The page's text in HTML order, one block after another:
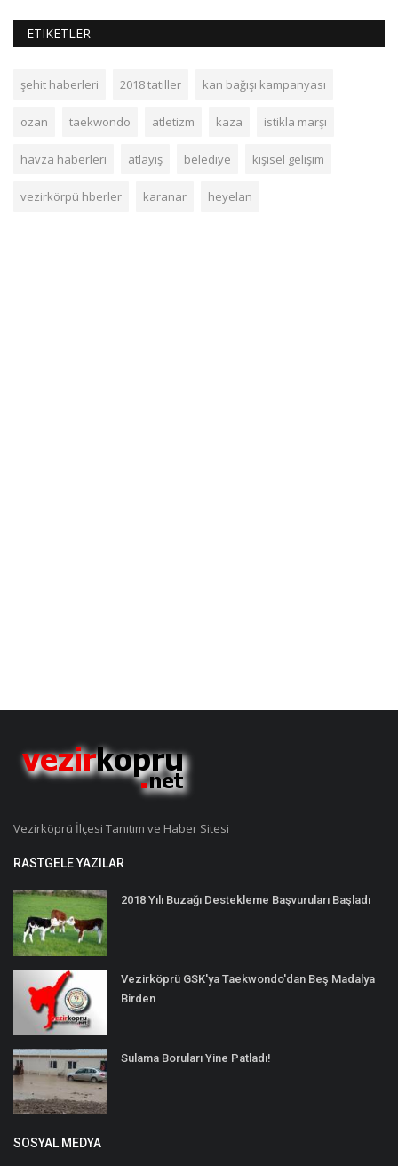
ETIKETLER
şehit haberleri 2018 tatiller kan bağışı kampanyası
ozan taekwondo atletizm kaza istikla marşı
havza haberleri atlayış belediye kişisel gelişim
vezirkörpü hberler karanar heyelan
Vezirköprü İlçesi Tanıtım ve Haber Sitesi
RASTGELE YAZILAR
2018 Yılı Buzağı Destekleme Başvuruları Başladı
Vezirköprü GSK'ya Taekwondo'dan Beş Madalya
Birden
Sulama Boruları Yine Patladı!
SOSYAL MEDYA